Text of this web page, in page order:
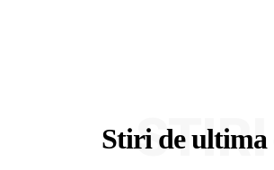
Stiri de ultima
STIRI